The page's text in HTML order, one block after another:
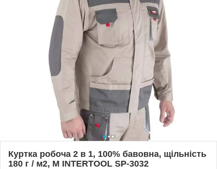
Куртка робоча 2 в 1, 100% бавовна, щільність
180 г / м2, M INTERTOOL SP-3032